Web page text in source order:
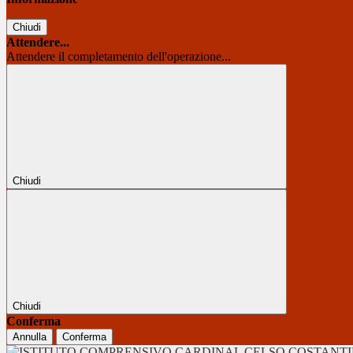
Chiudi
Attendere...
Attendere il completamento dell'operazione...
Chiudi
Chiudi
Conferma
Annulla Conferma